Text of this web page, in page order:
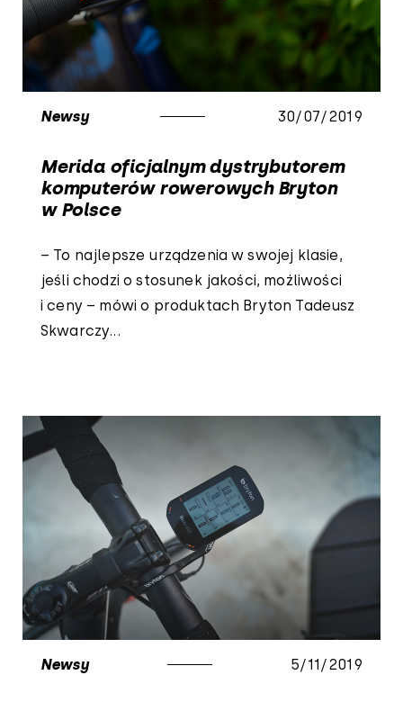
Newsy 30/07/2019
Merida oficjalnym dystrybutorem
komputerów rowerowych Bryton
w Polsce
– To najlepsze urządzenia w swojej klasie,
jeśli chodzi o stosunek jakości, możliwości
i ceny – mówi o produktach Bryton Tadeusz
Skwarczy...
Newsy 5/11/2019